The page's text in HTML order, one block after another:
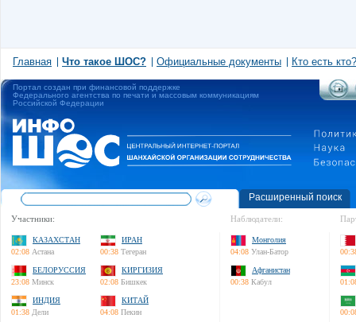
Главная Что такое ШОС? Официальные документы Кто есть кто?
Портал создан при финансовой поддержке
Федерального агентства по печати и массовым коммуникациям
Российской Федерации
Расширенный поиск
Участники:
КАЗАХСТАН
02:08 Астана
ИРАН
00:38 Тегеран
БЕЛОРУССИЯ
23:08 Минск
КИРГИЗИЯ
02:08 Бишкек
ИНДИЯ
01:38 Дели
КИТАЙ
04:08 Пекин
Наблюдатели:
Монголия
04:08 Улан-Батор
Афганистан
00:38 Кабул